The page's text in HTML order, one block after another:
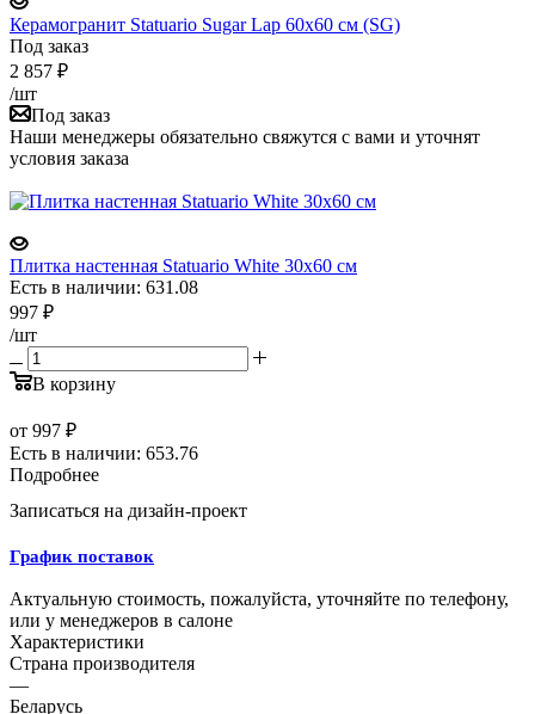
Керамогранит Statuario Sugar Lap 60x60 см (SG)
Под заказ
2 857 ₽
/шт
Под заказ
Наши менеджеры обязательно свяжутся с вами и уточнят
условия заказа
Плитка настенная Statuario White 30x60 см
Есть в наличии: 631.08
997 ₽
/шт
В корзину
от 997 ₽
Есть в наличии: 653.76
Подробнее
Записаться на дизайн-проект
График поставок
Актуальную стоимость, пожалуйста, уточняйте по телефону,
или у менеджеров в салоне
Характеристики
Страна производителя
—
Беларусь